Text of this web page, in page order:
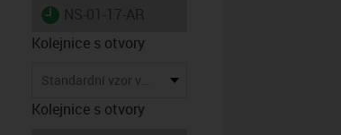
igus-icon-lieferzeit
Kolejnice s otvory
Standardní vzor vrtání
Kolejnice s otvory